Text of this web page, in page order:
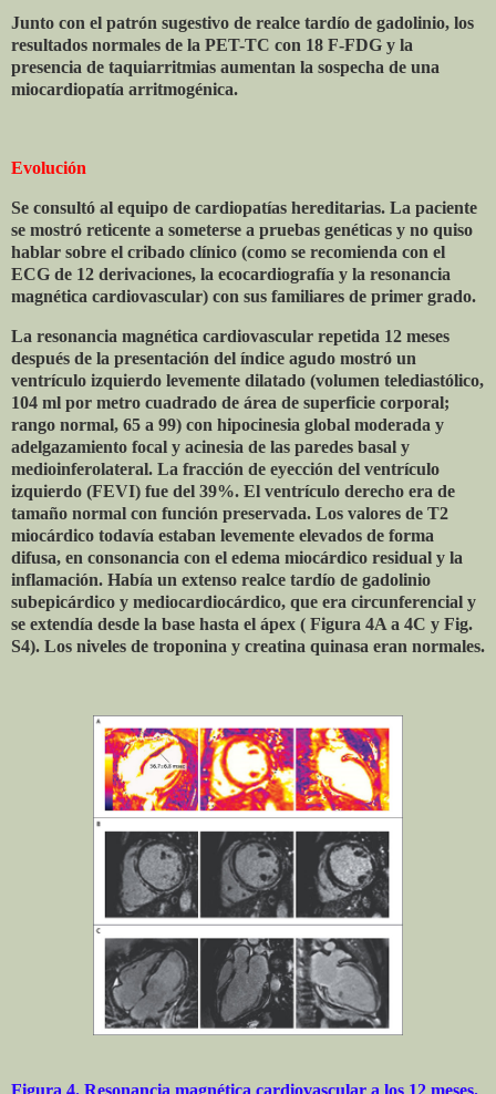
Junto con el patrón sugestivo de realce tardío de gadolinio, los
resultados normales de la PET-TC con 18 F-FDG y la
presencia de taquiarritmias aumentan la sospecha de una
miocardiopatía arritmogénica.
Evolución
Se consultó al equipo de cardiopatías hereditarias. La paciente
se mostró reticente a someterse a pruebas genéticas y no quiso
hablar sobre el cribado clínico (como se recomienda con el
ECG de 12 derivaciones, la ecocardiografía y la resonancia
magnética cardiovascular) con sus familiares de primer grado.
La resonancia magnética cardiovascular repetida 12 meses
después de la presentación del índice agudo mostró un
ventrículo izquierdo levemente dilatado (volumen telediastólico,
104 ml por metro cuadrado de área de superficie corporal;
rango normal, 65 a 99) con hipocinesia global moderada y
adelgazamiento focal y acinesia de las paredes basal y
medioinferolateral. La fracción de eyección del ventrículo
izquierdo (FEVI) fue del 39%. El ventrículo derecho era de
tamaño normal con función preservada. Los valores de T2
miocárdico todavía estaban levemente elevados de forma
difusa, en consonancia con el edema miocárdico residual y la
inflamación. Había un extenso realce tardío de gadolinio
subepicárdico y mediocardiocárdico, que era circunferencial y
se extendía desde la base hasta el ápex ( Figura 4A a 4C y Fig.
S4). Los niveles de troponina y creatina quinasa eran normales.